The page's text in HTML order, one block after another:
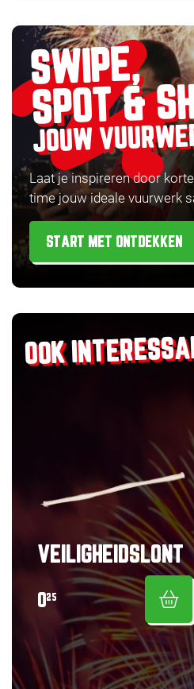
SWIPE,
SPOT &
JOUW
Laat je inspireren door
time jouw ideale vuurwerk
START MET ONTDEKKEN
OOK
VEILIGHEIDSLONT
025